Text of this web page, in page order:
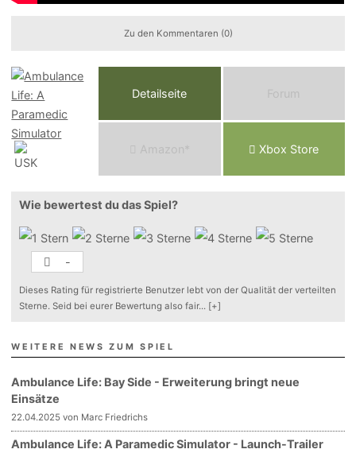
Zu den Kommentaren (0)
Detailseite Forum
Ama o n* Xbox Store
Wie bewertest du das Spiel?
-
Dieses Rating für registrierte Benutzer lebt von der Qualität der verteilten
Sterne. Seid bei eurer Bewertung also fair... [+]
WEITERE NEWS ZUM SPIEL
Ambulance Life: Bay Side - Erweiterung bringt neue
Einsätze
22.04.2025 von Marc Friedrichs
Ambulance Life: A Paramedic Simulator - Launch-Trailer